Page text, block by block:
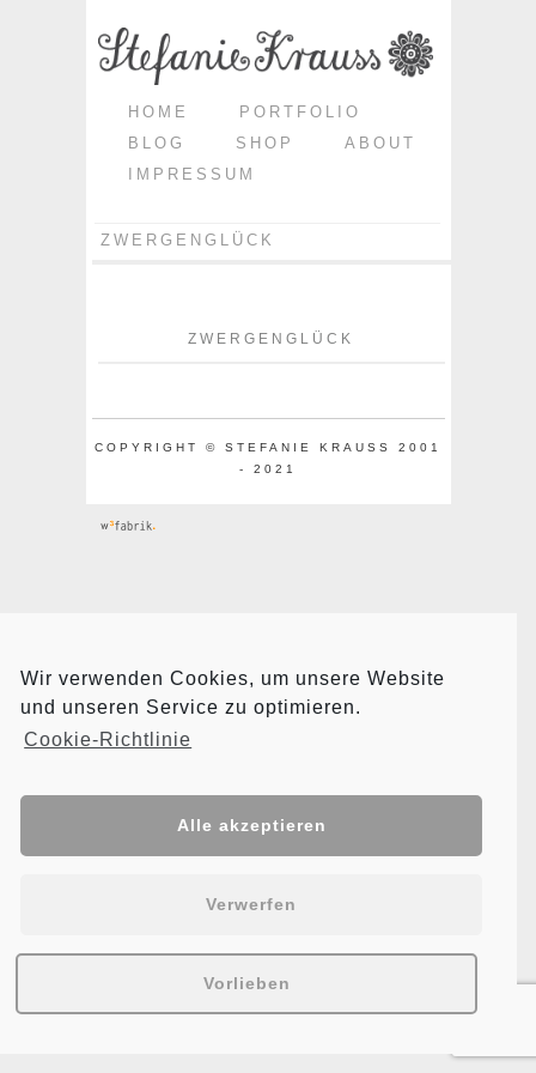
HOME
PORTFOLIO
BLOG
SHOP
ABOUT
IMPRESSUM
ZWERGENGLÜCK
ZWERGENGLÜCK
COPYRIGHT © STEFANIE KRAUSS 2001
- 2021
Wir verwenden Cookies, um unsere Website
und unseren Service zu optimieren.
Cookie-Richtlinie
Alle akzeptieren
Verwerfen
Vorlieben